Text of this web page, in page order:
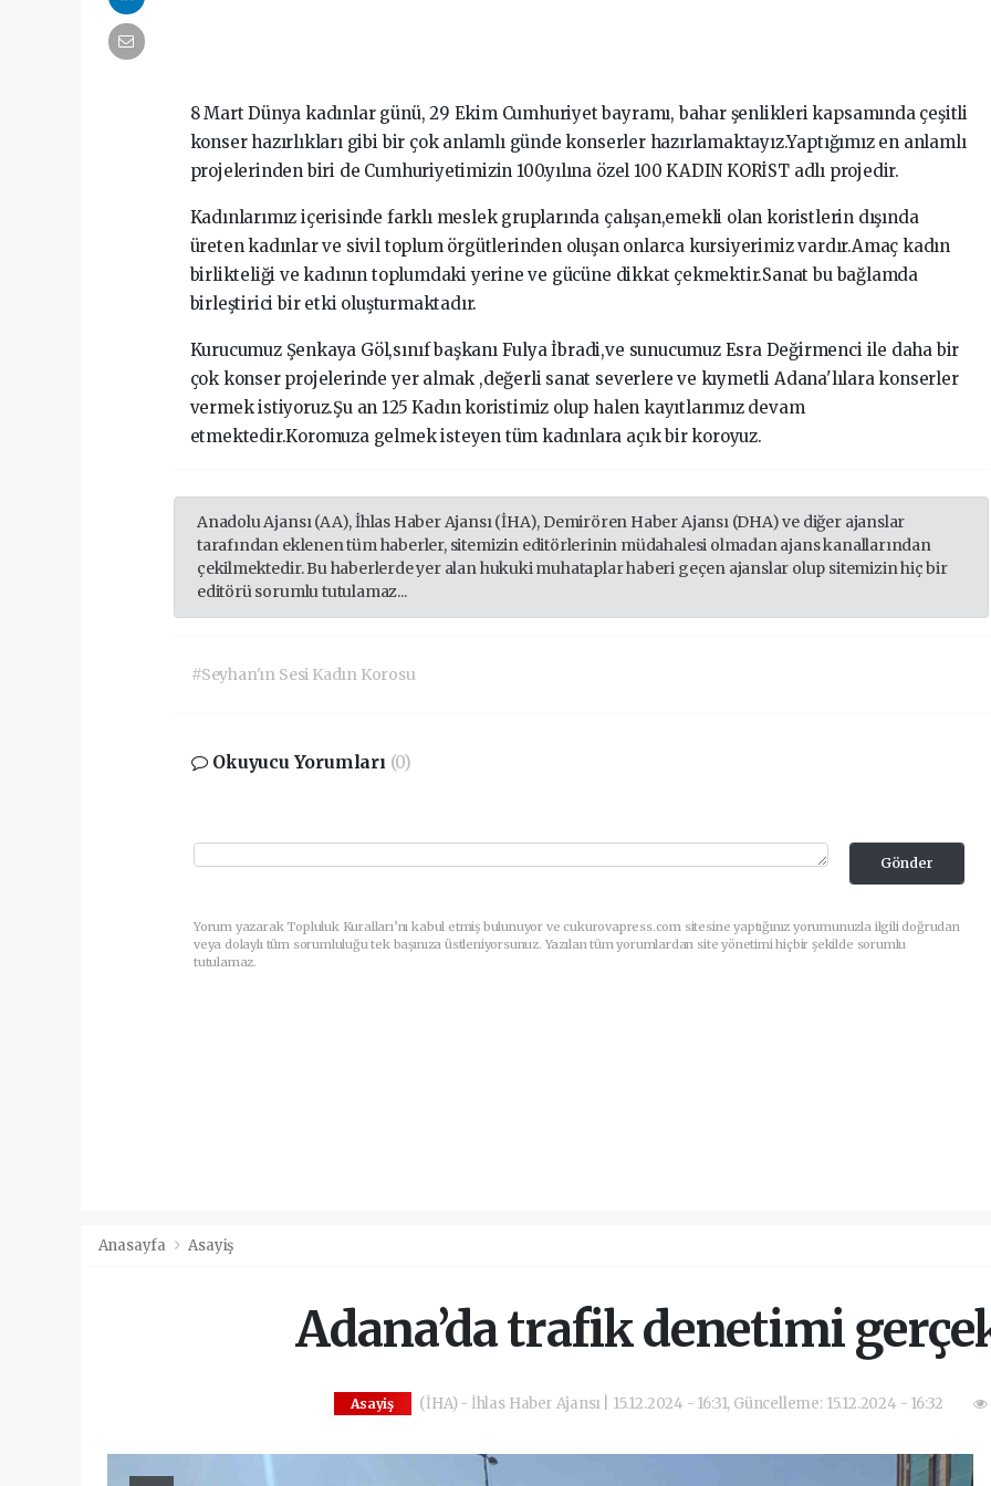
8 Mart Dünya kadınlar günü, 29 Ekim Cumhuriyet bayramı, bahar şenlikleri kapsamında çeşitli
konser hazırlıkları gibi bir çok anlamlı günde konserler hazırlamaktayız.Yaptığımız en anlamlı
projelerinden biri de Cumhuriyetimizin 100.yılına özel 100 KADIN KORİST adlı projedir.
Kadınlarımız içerisinde farklı meslek gruplarında çalışan,emekli olan koristlerin dışında
üreten kadınlar ve sivil toplum örgütlerinden oluşan onlarca kursiyerimiz vardır.Amaç kadın
birlikteliği ve kadının toplumdaki yerine ve gücüne dikkat çekmektir.Sanat bu bağlamda
birleştirici bir etki oluşturmaktadır.
Kurucumuz Şenkaya Göl,sınıf başkanı Fulya İbradi,ve sunucumuz Esra Değirmenci ile daha bir
çok konser projelerinde yer almak ,değerli sanat severlere ve kıymetli Adana'lılara konserler
vermek istiyoruz.Şu an 125 Kadın koristimiz olup halen kayıtlarımız devam
etmektedir.Koromuza gelmek isteyen tüm kadınlara açık bir koroyuz.
Anadolu Ajansı (AA), İhlas Haber Ajansı (İHA), Demirören Haber Ajansı (DHA) ve diğer ajanslar
tarafından eklenen tüm haberler, sitemizin editörlerinin müdahalesi olmadan ajans kanallarından
çekilmektedir. Bu haberlerde yer alan hukuki muhataplar haberi geçen ajanslar olup sitemizin hiç bir
editörü sorumlu tutulamaz...
#Seyhan'ın Sesi Kadın Korosu
Okuyucu Yorumları (0)
Gönder
Yorum yazarak Topluluk Kuralları’nı kabul etmiş bulunuyor ve cukurovapress.com sitesine yaptığınız yorumunuzla ilgili doğrudan
veya dolaylı tüm sorumluluğu tek başınıza üstleniyorsunuz. Yazılan tüm yorumlardan site yönetimi hiçbir şekilde sorumlu
tutulamaz.
Anasayfa Asayiş
Adana’da trafik denetimi
Asayiş (İHA) - İhlas Haber Ajansı | 15.12.2024 - 16:31, Güncelleme: 15.12.2024 - 16:32